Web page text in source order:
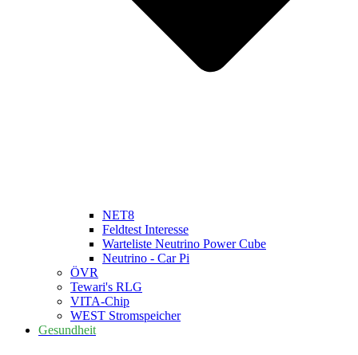
NET8
Feldtest Interesse
Warteliste Neutrino Power Cube
Neutrino - Car Pi
ÖVR
Tewari's RLG
VITA-Chip
WEST Stromspeicher
Gesundheit